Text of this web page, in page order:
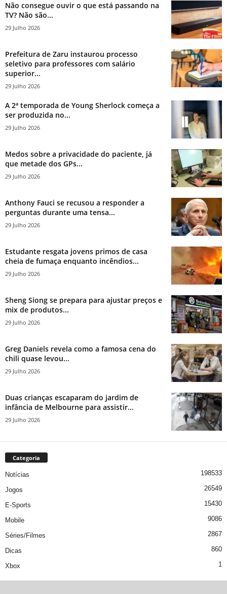
Não consegue ouvir o que está passando na
TV? Não são...
29 Julho 2026
Prefeitura de Zaru instaurou processo
seletivo para professores com salário
superior...
29 Julho 2026
A 2ª temporada de Young Sherlock começa a
ser produzida no...
29 Julho 2026
Medos sobre a privacidade do paciente, já
que metade dos GPs...
29 Julho 2026
Anthony Fauci se recusou a responder a
perguntas durante uma tensa...
29 Julho 2026
Estudante resgata jovens primos de casa
cheia de fumaça enquanto incêndios...
29 Julho 2026
Sheng Siong se prepara para ajustar preços e
mix de produtos...
29 Julho 2026
Greg Daniels revela como a famosa cena do
chili quase levou...
29 Julho 2026
Duas crianças escaparam do jardim de
infância de Melbourne para assistir...
29 Julho 2026
Categoria
Notícias 198533
Jogos 26549
E-Sports 15430
Mobile 9086
Séries/Filmes 2867
Dicas 860
Xbox 1